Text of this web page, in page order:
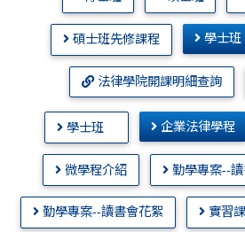
碩士班先修課程 學士班
法律學院開課明細查詢
學士班 企業法律學程
微學程介紹 勤學專案--讀
勤學專案--讀書會花絮 實習